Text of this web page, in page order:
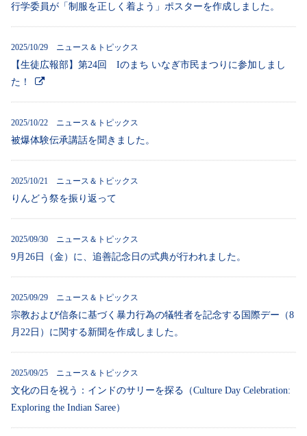
行学委員が「制服を正しく着よう」ポスターを作成しました。
2025/10/29 ニュース＆トピックス
【生徒広報部】第24回 Iのまち いなぎ市民まつりに参加しまし
た！
2025/10/22 ニュース＆トピックス
被爆体験伝承講話を聞きました。
2025/10/21 ニュース＆トピックス
りんどう祭を振り返って
2025/09/30 ニュース＆トピックス
9月26日（金）に、追善記念日の式典が行われました。
2025/09/29 ニュース＆トピックス
宗教および信条に基づく暴力行為の犠牲者を記念する国際デー（8
月22日）に関する新聞を作成しました。
2025/09/25 ニュース＆トピックス
文化の日を祝う：インドのサリーを探る（Culture Day Celebration:
Exploring the Indian Saree）